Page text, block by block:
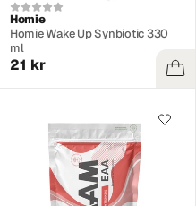
Homie
Homie Wake Up Synbiotic 330
ml
21 kr